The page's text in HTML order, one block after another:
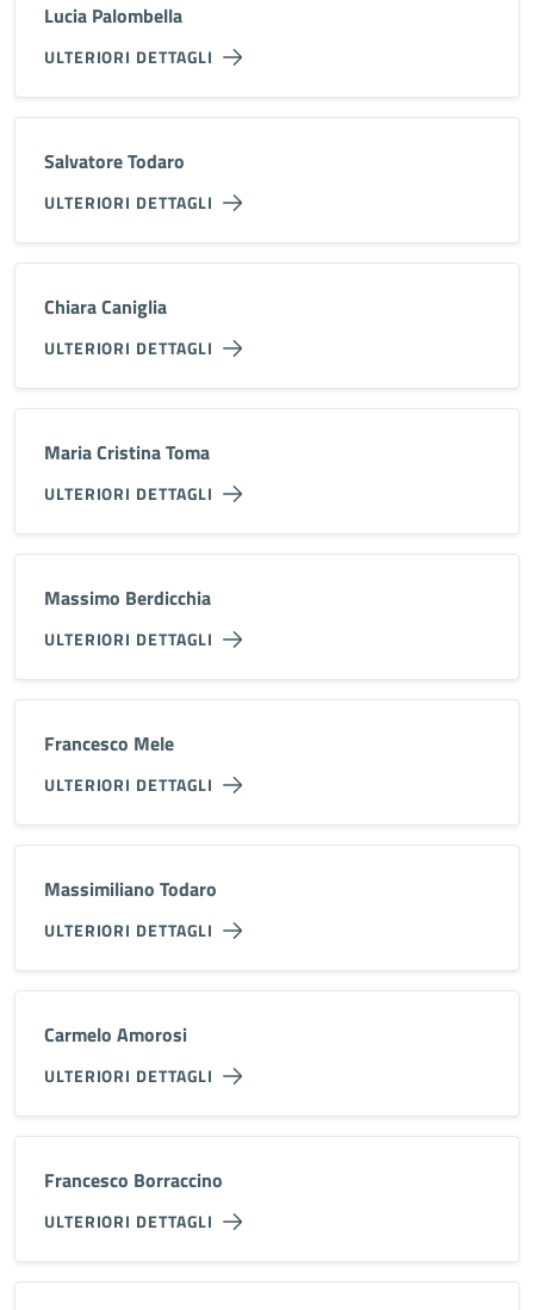
Lucia Palombella
ULTERIORI DETTAGLI
Salvatore Todaro
ULTERIORI DETTAGLI
Chiara Caniglia
ULTERIORI DETTAGLI
Maria Cristina Toma
ULTERIORI DETTAGLI
Massimo Berdicchia
ULTERIORI DETTAGLI
Francesco Mele
ULTERIORI DETTAGLI
Massimiliano Todaro
ULTERIORI DETTAGLI
Carmelo Amorosi
ULTERIORI DETTAGLI
Francesco Borraccino
ULTERIORI DETTAGLI